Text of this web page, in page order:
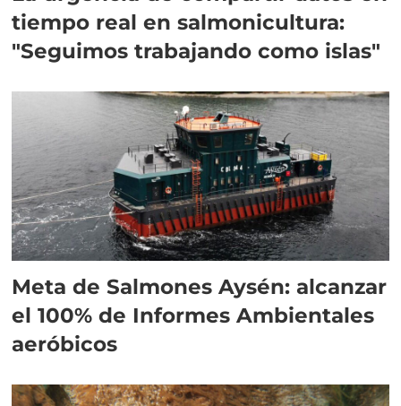
tiempo real en salmonicultura:
"Seguimos trabajando como islas"
Meta de Salmones Aysén: alcanzar
el 100% de Informes Ambientales
aeróbicos